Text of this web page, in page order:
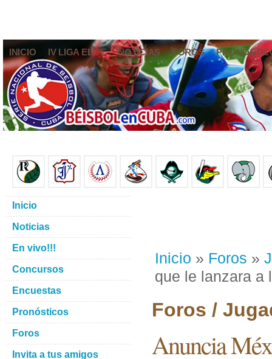
INICIO IV LIGA ELITE NOTICIAS FOROS
Inicio » Foros »
que le lanzara a
Foros /
Anuncia
Inicio
Noticias
En vivo!!!
Concursos
Encuestas
Pronósticos
Foros
Invita a tus amigos